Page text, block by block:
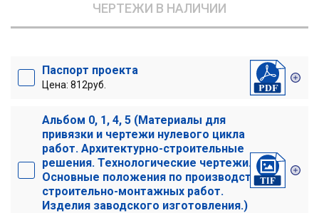
ЧЕРТЕЖИ В НАЛИЧИИ
Паспорт проекта
Цена: 812руб.
Альбом 0, 1, 4, 5 (Материалы для
привязки и чертежи нулевого цикла
работ. Архитектурно-строительные
решения. Технологические чертежи.
Основные положения по производству
строительно-монтажных работ.
Изделия заводского изготовления.)